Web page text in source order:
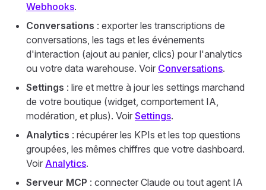
Webhooks.
Conversations : exporter les transcriptions de
conversations, les tags et les événements
d'interaction (ajout au panier, clics) pour l'analytics
ou votre data warehouse. Voir Conversations.
Settings : lire et mettre à jour les settings marchand
de votre boutique (widget, comportement IA,
modération, et plus). Voir Settings.
Analytics : récupérer les KPIs et les top questions
groupées, les mêmes chiffres que votre dashboard.
Voir Analytics.
Serveur MCP : connecter Claude ou tout agent IA